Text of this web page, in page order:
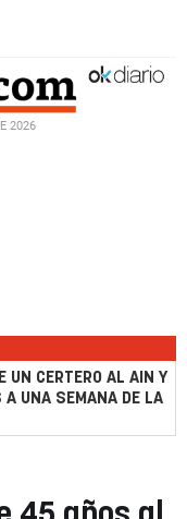
2026
UN CERTERO AL AIN Y
A UNA SEMANA DE LA